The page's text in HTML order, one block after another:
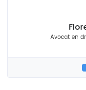
Avocat en